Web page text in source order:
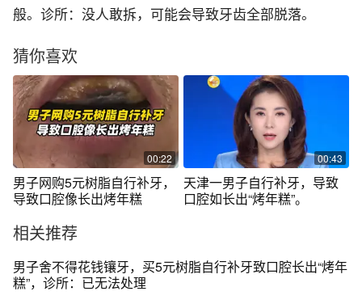
般。诊所：没人敢拆，可能会导致牙齿全部脱落。
猜你喜欢
00:22
男子网购5元树脂自行补牙，
导致口腔像长出烤年糕
00:43
天津一男子自行补牙，导致
口腔如长出“烤年糕”。
相关推荐
男子舍不得花钱镶牙，买5元树脂自行补牙致口腔长出“烤年
糕”，诊所：已无法处理